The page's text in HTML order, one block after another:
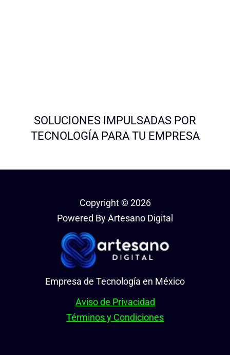
SOLUCIONES IMPULSADAS POR
TECNOLOGÍA PARA TU EMPRESA
Copyright © 2026
Powered By Artesano Digital
Empresa de Tecnología en México
Aviso de Privacidad
Términos y Condiciones